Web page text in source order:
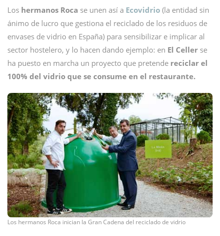
Los hermanos Roca se unen así a Ecovidrio (la entidad sin
ánimo de lucro que gestiona el reciclado de los residuos de
envases de vidrio en España) para sensibilizar e implicar al
sector hostelero, y lo hacen dando ejemplo: en El Celler se
ha puesto en marcha un proyecto que pretende reciclar el
100% del vidrio que se consume en el restaurante.
Los hermanos Roca inician la Gran Cadena del reciclado de vidrio